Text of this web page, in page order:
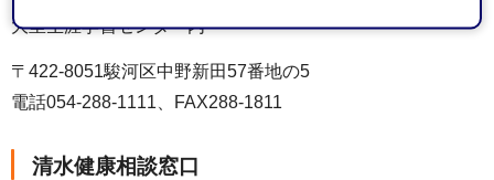
大里生涯学習センター内
〒422-8051駿河区中野新田57番地の5
電話054-288-1111、FAX288-1811
清水健康相談窓口